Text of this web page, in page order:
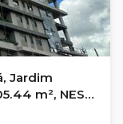
Jardim
m², NEST